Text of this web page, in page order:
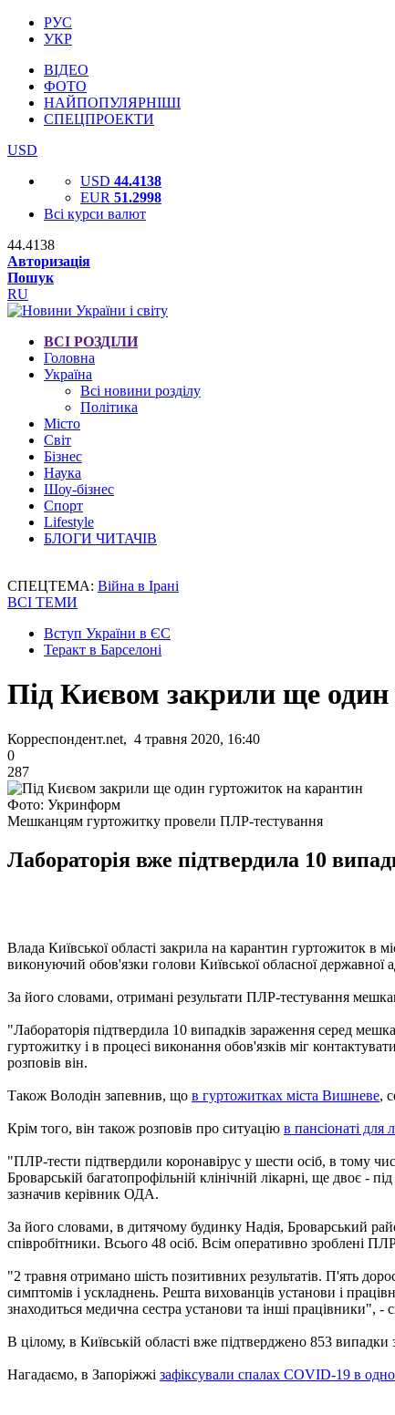
РУС
УКР
ВІДЕО
ФОТО
НАЙПОПУЛЯРНІШІ
СПЕЦПРОЕКТИ
USD
USD 44.4138
EUR 51.2998
Всі курси валют
44.4138
Авторизація
Пошук
RU
ВСІ РОЗДІЛИ
Головна
Україна
Всі новини розділу
Політика
Місто
Світ
Бізнес
Наука
Шоу-бізнес
Спорт
Lifestyle
БЛОГИ ЧИТАЧІВ
СПЕЦТЕМА: Війна в Ірані
ВСІ ТЕМИ
Вступ України в ЄС
Теракт в Барселоні
Під Києвом закрили ще
Корреспондент.net, 4 травня 2020, 16:40
0
287
Фото: Укринформ
Мешканцям гуртожитку провели ПЛР-тестування
Лабораторія вже підтвердила 10
Влада Київської області закрила на карантин гуртожиток в
виконуючий обов'язки голови Київської обласної державної
За його словами, отримані результати ПЛР-тестування
"Лабораторія підтвердила 10 випадків зараження серед
гуртожитку і в процесі виконання обов'язків міг
розповів він.
Також Володін запевнив, що в гуртожитках міста Вишневе,
Крім того, він також розповів про ситуацію в пансіонаті для
"ПЛР-тести підтвердили коронавірус у шести осіб, в тому
Броварській багатопрофільній клінічній лікарні, ще двоє -
зазначив керівник ОДА.
За його словами, в дитячому будинку Надія, Броварський
співробітники. Всього 48 осіб. Всім оперативно зроблені
"2 травня отримано шість позитивних результатів. П'ять
симптомів і ускладнень. Решта вихованців установи і
знаходиться медична сестра установи та інші працівники", -
В цілому, в Київській області вже підтверджено 853
Нагадаємо, в Запоріжжі зафіксували спалах COVID-19 в